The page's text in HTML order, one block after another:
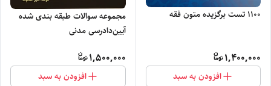
۱۱۰۰ تست برگزیده متون فقه
1,400,000
افزودن به سبد
مجموعه سوالات طبقه بندی شده
آیین‌دادرسی مدنی
1,500,000
افزودن به سبد